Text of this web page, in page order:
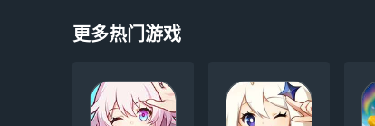
更多热门游戏